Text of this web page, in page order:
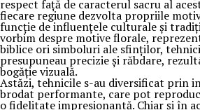
respect față de caracterul sacru al
fiecare regiune dezvolta propriile
funcție de influențele culturale și
vorbim despre motive florale,
biblice ori simboluri ale sfinților,
presupuneau precizie și răbdare,
bogăție vizuală.
Astăzi, tehnicile s-au diversificat prin
brodat performante, care pot
o fidelitate impresionantă. Chiar și în